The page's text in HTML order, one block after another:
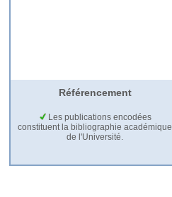
Référencement
Les publications encodées
constituent la bibliographie académique
de l'Université.